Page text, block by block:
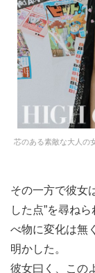
芯のある素敵な大人の
その一方で彼女
した点”を尋ね
べ物に変化は無
明かした。
彼女曰く、この